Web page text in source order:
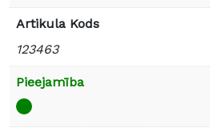
Artikula Kods
123463
Pieejamība